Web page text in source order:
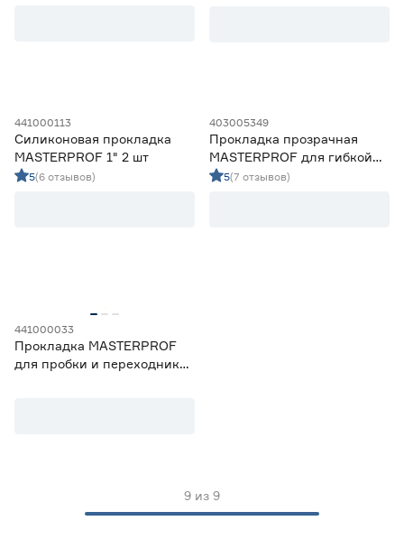
MASTERPROF
Valtec
VALTEC
0
СТМ
441000113
Силиконовая прокладка
MASTERPROF 1" 2 шт
5(6 отзывов)
403005349
Прокладка прозрачная
MASTERPROF для гибкой
подводки 1/2" 2 шт
5(7 отзывов)
441000033
Прокладка MASTERPROF
для пробки и переходника
9 из 9